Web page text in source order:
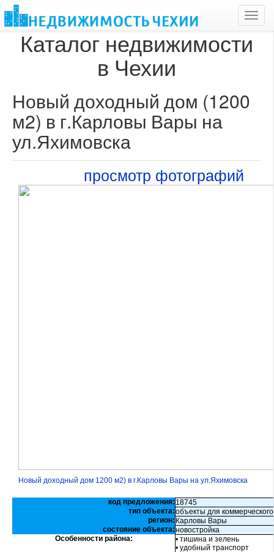
Каталог недвижимости
в Чехии
Новый доходный дом (1200
м2) в г.Карловы Вары на
ул.Яхимовска
просмотр фотографий
Новый доходный дом 1200 м2) в г.Карловы Вары на ул.Яхимовска
код предложения: 18745
тип объекта:объекты для
регион: Карловы Вары
состояние объекта:новостройка
Особенности района:
• тишина и зелень
• удобный транспорт